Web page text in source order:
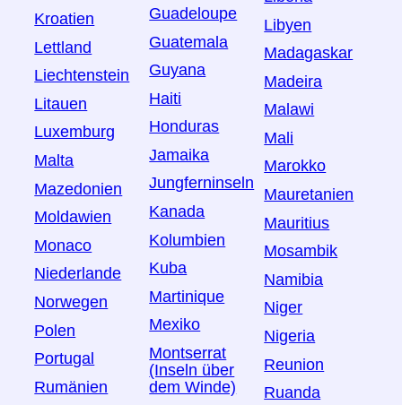
Kroatien
Lettland
Liechtenstein
Litauen
Luxemburg
Malta
Mazedonien
Moldawien
Monaco
Niederlande
Norwegen
Polen
Portugal
Rumänien
Guadeloupe
Guatemala
Guyana
Haiti
Honduras
Jamaika
Jungferninseln
Kanada
Kolumbien
Kuba
Martinique
Mexiko
Montserrat
(Inseln über
dem Winde)
Libyen
Madagaskar
Madeira
Malawi
Mali
Marokko
Mauretanien
Mauritius
Mosambik
Namibia
Niger
Nigeria
Reunion
Ruanda